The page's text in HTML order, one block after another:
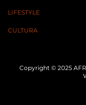
LIFESTYLE
CULTURA
Copyright © 2025